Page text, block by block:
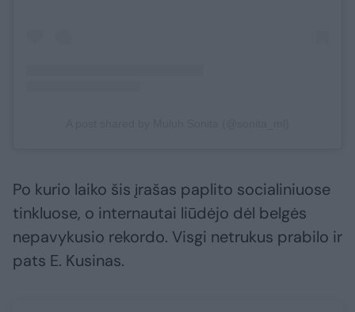
Po kurio laiko šis įrašas paplito socialiniuose
tinkluose, o internautai liūdėjo dėl belgės
nepavykusio rekordo. Visgi netrukus prabilo ir
pats E. Kusinas.